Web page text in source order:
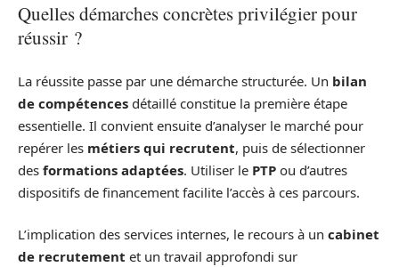
Quelles démarches concrètes privilégier pour
réussir ?
La réussite passe par une démarche structurée. Un bilan
de compétences détaillé constitue la première étape
essentielle. Il convient ensuite d’analyser le marché pour
repérer les métiers qui recrutent, puis de sélectionner
des formations adaptées. Utiliser le PTP ou d’autres
dispositifs de financement facilite l’accès à ces parcours.
L’implication des services internes, le recours à un cabinet
de recrutement et un travail approfondi sur